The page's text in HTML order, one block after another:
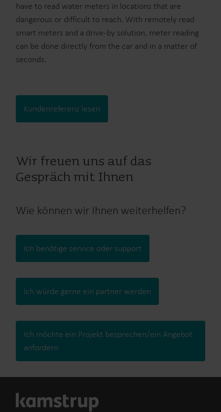
have to read water meters in locations that are
dangerous or difficult to reach. With remotely read
smart meters and a drive-by solution, meter reading
can be done directly from the car and in a matter of
seconds.
Kundenreferenz lesen
Wir freuen uns auf das
Gespräch mit Ihnen
Wie können wir Ihnen weiterhelfen?
Ich benötige service oder support
Ich würde gerne ein partner werden
Ich möchte ein Projekt besprechen/ein Angebot
anfordern